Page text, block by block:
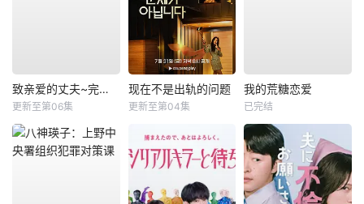
致亲爱的丈夫~完美妻子的谎言~
更新至第06集
现在不是出轨的问题
更新至第04集
我的荒糖恋爱
已完结